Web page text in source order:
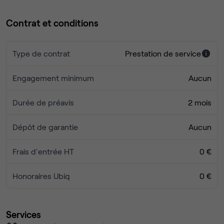
Contrat et conditions
Type de contrat Prestation de service
Engagement minimum Aucun
Durée de préavis 2 mois
Dépôt de garantie Aucun
Frais d'entrée HT 0 €
Honoraires Ubiq 0 €
Services